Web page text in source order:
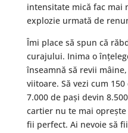
intensitate mică fac mai
explozie urmată de
Îmi place să spun că
curajului. Inima o
înseamnă să revii
viitoare. Să vezi cum
7.000 de pași devin
cartier nu te mai
fii perfect. Ai nevoie să